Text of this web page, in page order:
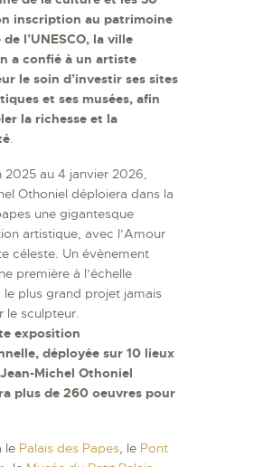
inscription au patrimoine
l’UNESCO, la ville
a confié à un artiste
le soin d’investir ses sites
et ses musées, afin
la richesse et la
.
2025 au 4 janvier 2026,
Othoniel déploiera dans la
une gigantesque
artistique, avec l’Amour
céleste. Un évènement
première à l’échelle
le plus grand projet jamais
le sculpteur.
exposition
déployée sur 10 lieux
Michel Othoniel
plus de 260 oeuvres pour
le Palais des Papes, le Pont